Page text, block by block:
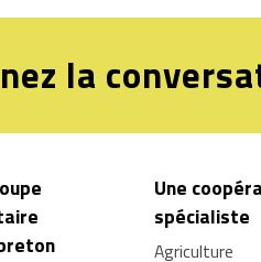
la
Une
spécialiste
Agriculture